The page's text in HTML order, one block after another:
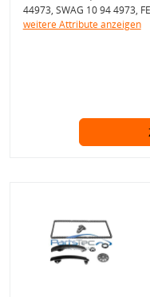
44973, SWAG 10 94 4973,
weitere Attribute anzeigen